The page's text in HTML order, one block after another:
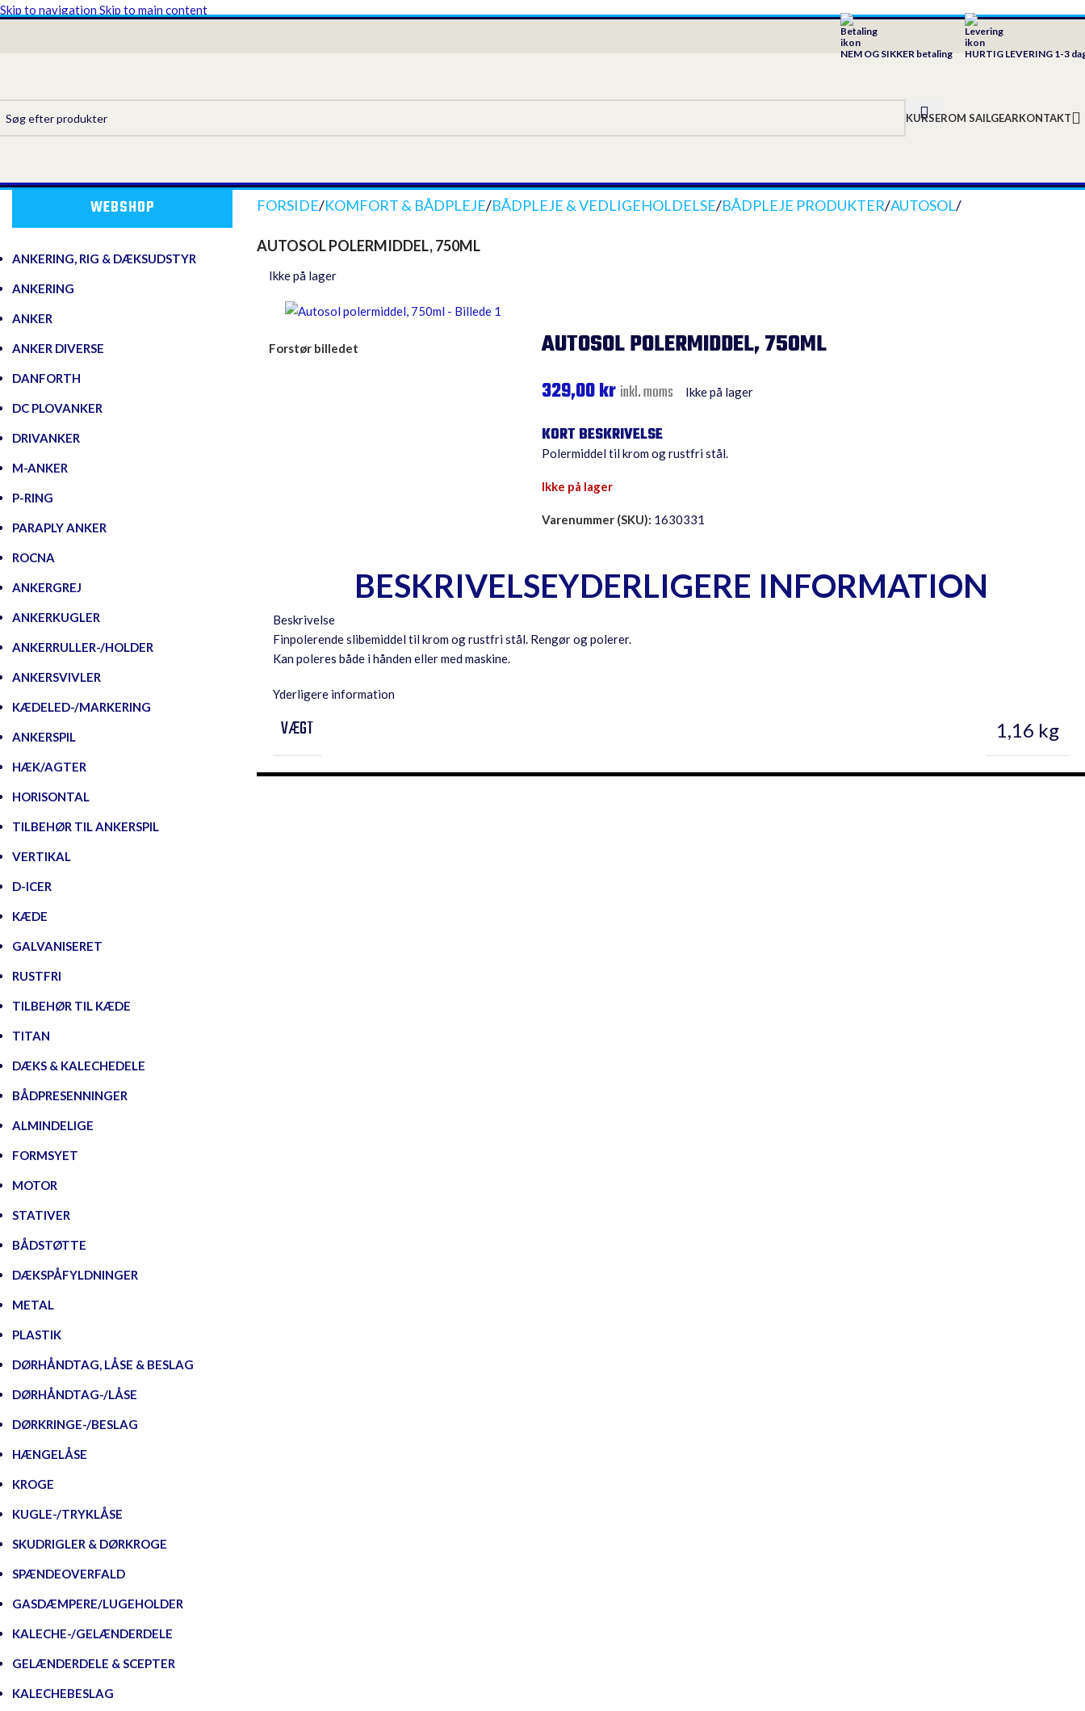
Skip to navigation Skip to main content
NEM OG SIKKER betaling HURTIG LEVERING 1-3
KURSEROM SAILGEARKONTAKT
WEBSHOP
ANKERING, RIG & DÆKSUDSTYR
ANKERING
ANKER
ANKER DIVERSE
DANFORTH
DC PLOVANKER
DRIVANKER
M-ANKER
P-RING
PARAPLY ANKER
ROCNA
ANKERGREJ
ANKERKUGLER
ANKERRULLER-/HOLDER
ANKERSVIVLER
KÆDELED-/MARKERING
ANKERSPIL
HÆK/AGTER
HORISONTAL
TILBEHØR TIL ANKERSPIL
VERTIKAL
D-ICER
KÆDE
GALVANISERET
RUSTFRI
TILBEHØR TIL KÆDE
TITAN
DÆKS & KALECHEDELE
BÅDPRESENNINGER
ALMINDELIGE
FORMSYET
MOTOR
STATIVER
BÅDSTØTTE
DÆKSPÅFYLDNINGER
METAL
PLASTIK
DØRHÅNDTAG, LÅSE & BESLAG
DØRHÅNDTAG-/LÅSE
DØRKRINGE-/BESLAG
HÆNGELÅSE
KROGE
KUGLE-/TRYKLÅSE
SKUDRIGLER & DØRKROGE
SPÆNDEOVERFALD
GASDÆMPERE/LUGEHOLDER
KALECHE-/GELÆNDERDELE
GELÆNDERDELE & SCEPTER
KALECHEBESLAG
FORSIDE/KOMFORT & BÅDPLEJE/BÅDPLEJE & VEDLIGEHOLDELSE/BÅDPLEJE PRODUKTER/AUTOSOL/
AUTOSOL POLERMIDDEL, 750ML
Ikke på lager
Forstør billedet AUTOSOL POLERMIDDEL, 750ML
329,00kr inkl. moms Ikke på lager
Polermiddel til krom og rustfri stål.
Ikke på lager
Varenummer (SKU): 1630331
BESKRIVELSEYDERLIGERE INFORMATION
Beskrivelse
Finpolerende slibemiddel til krom og rustfri stål. Rengør og polerer.
Kan poleres både i hånden eller med maskine.
Yderligere information
VÆGT 1,16 kg